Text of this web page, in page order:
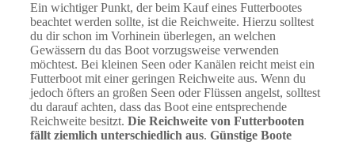
Ein wichtiger Punkt, der beim Kauf eines Futterbootes
beachtet werden sollte, ist die Reichweite. Hierzu solltest
du dir schon im Vorhinein überlegen, an welchen
Gewässern du das Boot vorzugsweise verwenden
möchtest. Bei kleinen Seen oder Kanälen reicht meist ein
Futterboot mit einer geringen Reichweite aus. Wenn du
jedoch öfters an großen Seen oder Flüssen angelst, solltest
du darauf achten, dass das Boot eine entsprechende
Reichweite besitzt. Die Reichweite von Futterbooten
fällt ziemlich unterschiedlich aus. Günstige Boote